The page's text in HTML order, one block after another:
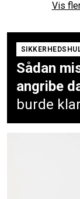
Vis
Sådan
angribe
burde